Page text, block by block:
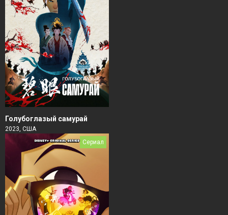
Голубоглазый самурай
2023, США
Сериал